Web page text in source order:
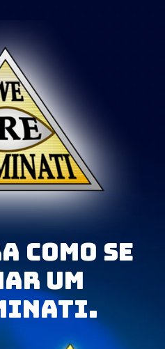
como se
um